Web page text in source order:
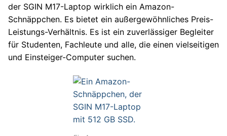
der SGIN M17-Laptop wirklich ein Amazon-
Schnäppchen. Es bietet ein außergewöhnliches Preis-
Leistungs-Verhältnis. Es ist ein zuverlässiger Begleiter
für Studenten, Fachleute und alle, die einen vielseitigen
und Einsteiger-Computer suchen.